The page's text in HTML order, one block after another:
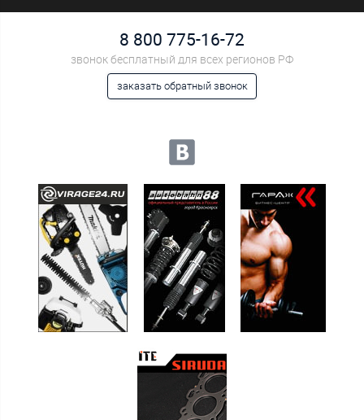
8 800 775-16-72
звонок бесплатный для всех регионов РФ
заказать обратный звонок